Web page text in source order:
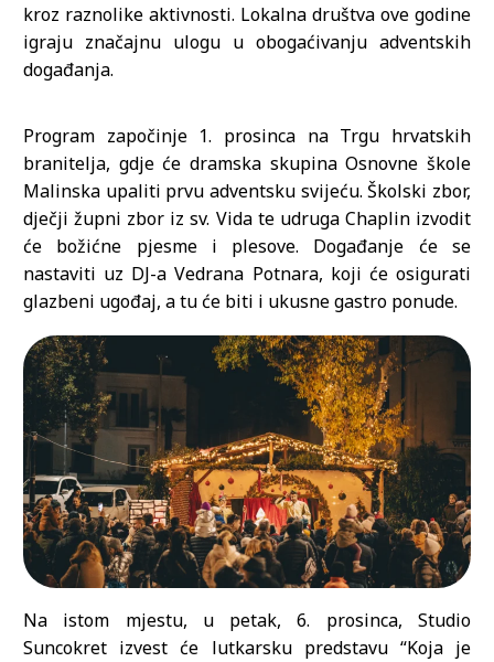
kroz raznolike aktivnosti. Lokalna društva ove godine
igraju značajnu ulogu u obogaćivanju adventskih
događanja.
Program započinje 1. prosinca na Trgu hrvatskih
branitelja, gdje će dramska skupina Osnovne škole
Malinska upaliti prvu adventsku svijeću. Školski zbor,
dječji župni zbor iz sv. Vida te udruga Chaplin izvodit
će božićne pjesme i plesove. Događanje će se
nastaviti uz DJ-a Vedrana Potnara, koji će osigurati
glazbeni ugođaj, a tu će biti i ukusne gastro ponude.
Na istom mjestu, u petak, 6. prosinca, Studio
Suncokret izvest će lutkarsku predstavu “Koja je